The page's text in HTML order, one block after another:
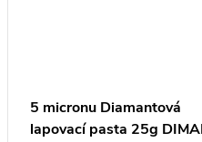
5 micronu Diamantová
lapovací pasta 25g